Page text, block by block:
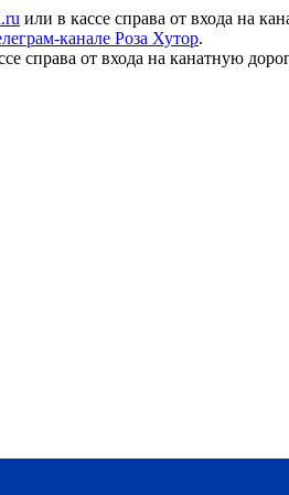
или в кассе справа от входа на
канале Роза Хутор.
справа от входа на канатную